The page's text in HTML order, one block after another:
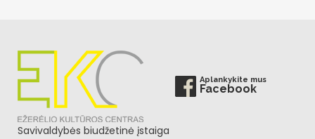
Aplankykite mus
Facebook
Savivaldybės biudžetinė įstaiga